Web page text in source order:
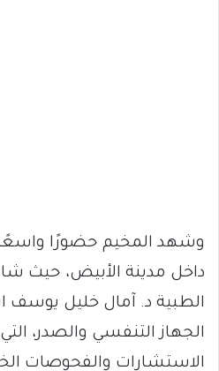
وشهد المخيم حضورًا
داخل مدينة الأبيض، حيث
الطبية د. آمال خليل
الجهاز التنفسي والصدر،
الاستشارات والفحوصات